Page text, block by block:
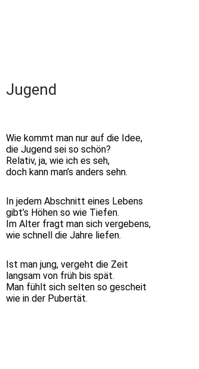
Jugend
Wie kommt man nur auf die Idee,
die Jugend sei so schön?
Relativ, ja, wie ich es seh,
doch kann man’s anders sehn.
In jedem Abschnitt eines Lebens
gibt’s Höhen so wie Tiefen.
Im Alter fragt man sich vergebens,
wie schnell die Jahre liefen.
Ist man jung, vergeht die Zeit
langsam von früh bis spät.
Man fühlt sich selten so gescheit
wie in der Pubertät.